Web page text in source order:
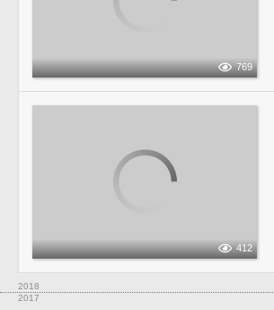
769
412
2018
2017